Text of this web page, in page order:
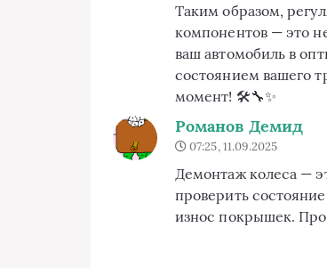
Таким образом,
компонентов — это
ваш автомобиль в
состоянием вашего
момент! 🛠️🔧✨
Романов Демид
07:25, 11.09.2025
Демонтаж колеса —
проверить
износ покрышек.